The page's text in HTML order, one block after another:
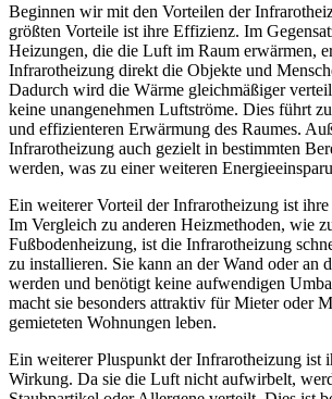
Beginnen wir mit den Vorteilen der
größten Vorteile ist ihre Effizienz. Im
Heizungen, die die Luft im Raum erwärmen,
Infrarotheizung direkt die Objekte und
Dadurch wird die Wärme gleichmäßiger
keine unangenehmen Luftströme. Dies führt
und effizienteren Erwärmung des Raumes.
Infrarotheizung auch gezielt in bestimmten
werden, was zu einer weiteren
Ein weiterer Vorteil der Infrarotheizung ist
Im Vergleich zu anderen Heizmethoden, wie
Fußbodenheizung, ist die Infrarotheizung
zu installieren. Sie kann an der Wand oder an
werden und benötigt keine aufwendigen
macht sie besonders attraktiv für Mieter oder
gemieteten Wohnungen leben.
Ein weiterer Pluspunkt der Infrarotheizung ist
Wirkung. Da sie die Luft nicht aufwirbelt,